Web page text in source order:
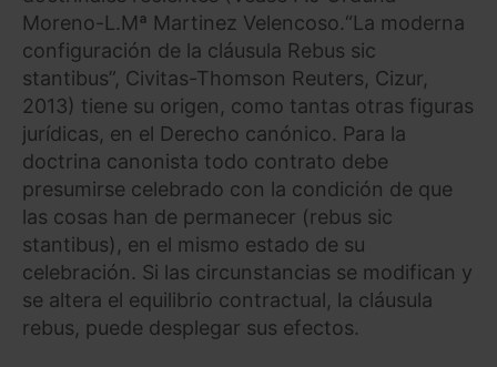
Moreno-L.Mª Martinez Velencoso.“La moderna
configuración de la cláusula Rebus sic
stantibus”, Civitas-Thomson Reuters, Cizur,
2013) tiene su origen, como tantas otras figuras
jurídicas, en el Derecho canónico. Para la
doctrina canonista todo contrato debe
presumirse celebrado con la condición de que
las cosas han de permanecer (rebus sic
stantibus), en el mismo estado de su
celebración. Si las circunstancias se modifican y
se altera el equilibrio contractual, la cláusula
rebus, puede desplegar sus efectos.